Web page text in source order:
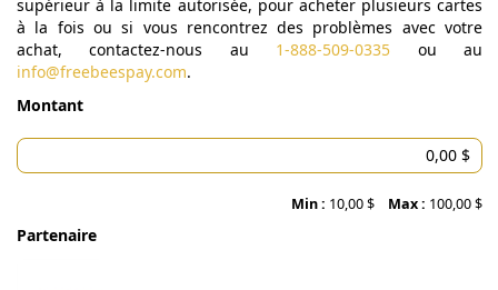
supérieur à la limite autorisée, pour acheter plusieurs cartes
à la fois ou si vous rencontrez des problèmes avec votre
achat, contactez-nous au 1-888-509-0335 ou au
info@freebeespay.com.
Montant
Min : 10,00 $ Max : 100,00 $
Partenaire